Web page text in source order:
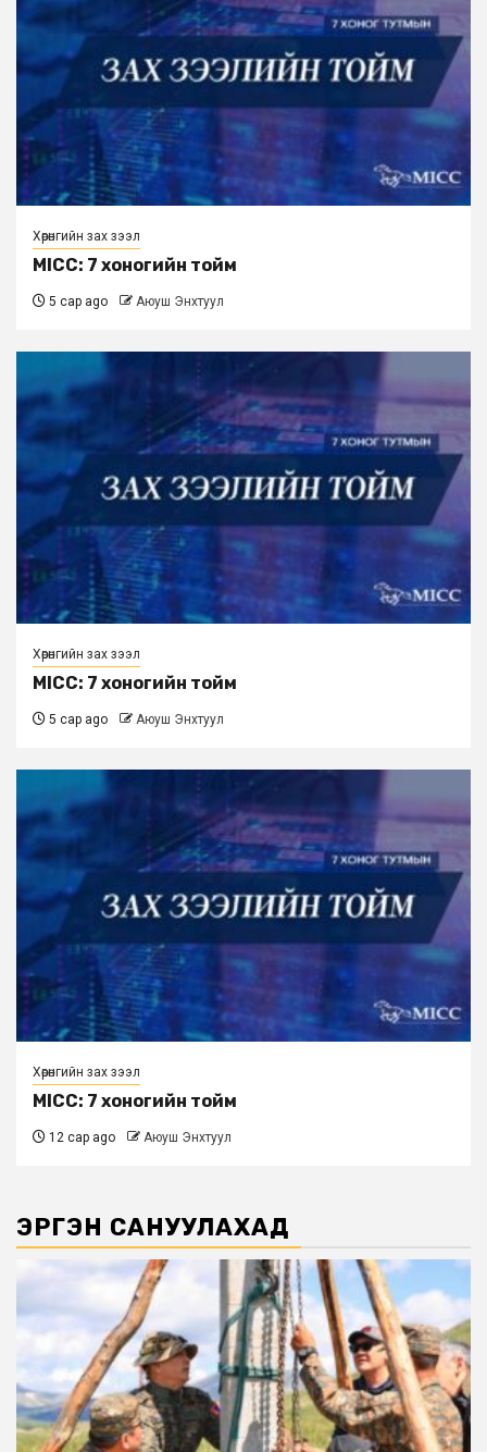
Хөрөнгийн зах зээл
MICC: 7 хоногийн тойм
5 сар ago Аюуш Энхтуул
Хөрөнгийн зах зээл
MICC: 7 хоногийн тойм
5 сар ago Аюуш Энхтуул
Хөрөнгийн зах зээл
MICC: 7 хоногийн тойм
12 сар ago Аюуш Энхтуул
ЭРГЭН САНУУЛАХАД